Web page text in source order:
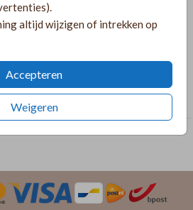
altijd wijzigen of intrekken op
Accepteren
Weigeren
en gouden letters.